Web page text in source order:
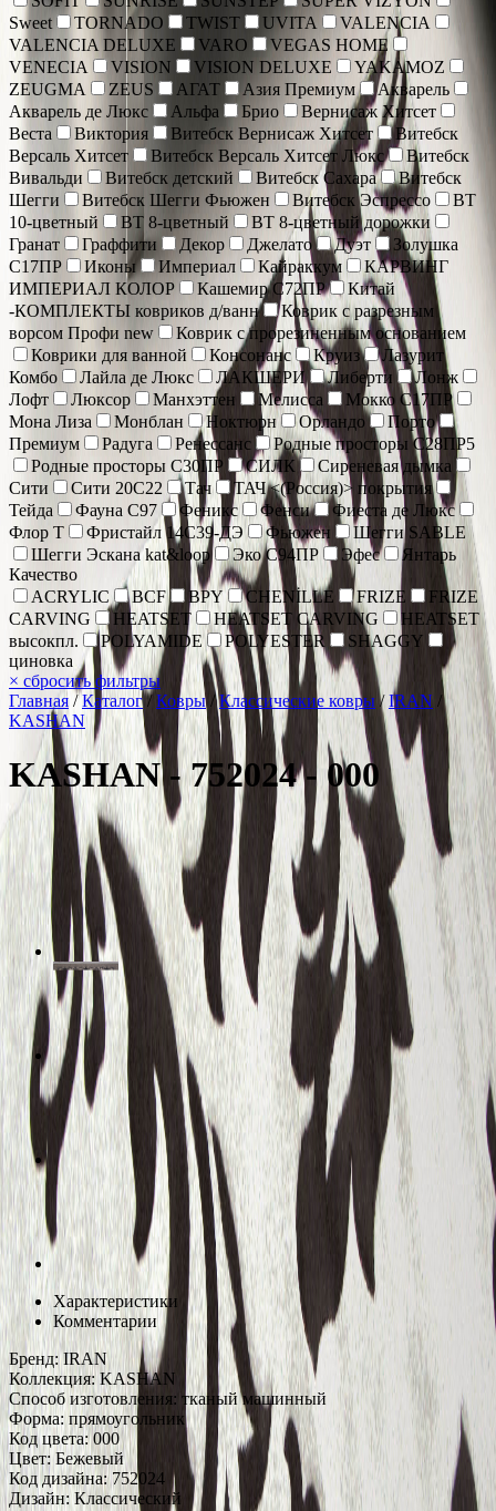
Sweet
TORNADO TWIST UVITA
VALENCIA
VALENCIA DELUXE
VARO
VEGAS HOME
VENECIA
VISION VISION DELUXE
YAKAMOZ
ZEUGMA
ZEUS АГАТ Азия Премиум
Акварель
Акварель де Люкс
Альфа Брио
Вернисаж Хитсет
Веста
Виктория Витебск Вернисаж Хитсет
Витебск
Версаль Хитсет
Витебск Версаль Хитсет Люкс
Витебск
Вивальди
Витебск детский Витебск Сахара
Витебск
Шегги
Витебск Шегги Фьюжен Витебск Эспрессо
ВТ
10-цветный
ВТ 8-цветный
ВТ 8-цветный дорожки
Гранат
Граффити Декор Джелато Дуэт
Золушка
С17ПР
Иконы Империал Кайраккум
КАРВИНГ
ИМПЕРИАЛ КОЛОР
Кашемир С72ПР
Китай
-КОМПЛЕКТЫ ковриков д/ванн
Коврик c разрезным
ворсом Профи new
Коврик с прорезиненным основанием
Коврики для ванной
Консонанс Круиз
Лазурит
Комбо
Лайла де Люкс ЛАКШЕРИ Либерти
Лонж
Лофт
Люксор Манхэттен Мелисса
Мокко С17ПР
Мона Лиза
Монблан Ноктюрн Орландо
Порто
Премиум
Радуга Ренессанс
Родные просторы С28ПР5
Родные просторы С30ПР
СИЛК
Сиреневая дымка
Сити
Сити 20С22 Тач
ТАЧ <(Россия)> покрытия
Тейда
Фауна С97 Феникс Фенси
Фиеста де Люкс
Флор Т
Фристайл 14С39-ДЭ Фьюжен
Шегги SABLE
Шегги Эскана kat&loop
Эко С94ПР Эфес
Янтарь
Качество
ACRYLIC
BCF BPY CHENİLLE FRIZE
FRIZE
CARVING
HEATSET HEATSET CARVING
HEATSET
высокпл.
POLYAMIDE POLYESTER
SHAGGY
циновка
× сбросить фильтры
Главная /Каталог/Ковры /Классические ковры /IRAN /
KASHAN
KASHAN - 752024 - 000
Характеристики
Комментарии
Бренд:IRAN
Коллекция:KASHAN
Способ изготовления: тканый машинный
Форма: прямоугольник
Код цвета:000
Цвет: Бежевый
Код дизайна:752024
Дизайн: Классический